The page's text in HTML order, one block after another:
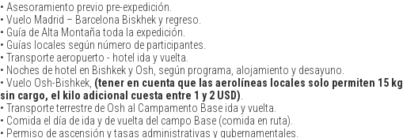
• Asesoramiento previo pre-expedición.
• Vuelo Madrid – Barcelona Biskhek y regreso.
• Guía de Alta Montaña toda la expedición.
• Guías locales según número de participantes.
• Transporte aeropuerto - hotel ida y vuelta.
• Noches de hotel en Bishkek y Osh, según programa, alojamiento y desayuno.
• Vuelo Osh-Bishkek, (tener en cuenta que las aerolíneas locales solo permiten 15 kg
sin cargo, el kilo adicional cuesta entre 1 y 2 USD)
• Transporte terrestre de Osh al Campamento Base ida y vuelta.
• Comida el día de ida y de vuelta del campo Base (comida en ruta).
• Permiso de ascensión y tasas administrativas y gubernamentales.